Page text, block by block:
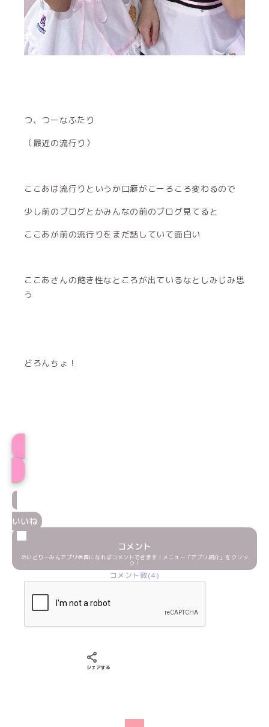
つ、つーなふたり
（最近の流行り）
ここあは流行りというか口癖がこーろころ変わるので
少し前のブログとかみんなの前のブログ見てると
ここあが前の流行りをまだ話していて面白い
ここあさんの飽き性なところが出ているなとしみじみ思
う
どろんちょ！
いいね
コメント
めいどりーみんアプリ会員になればコメントできます！メニュー「アプリ紹介」をクリッ
ク！
コメント数(4)
シェアする